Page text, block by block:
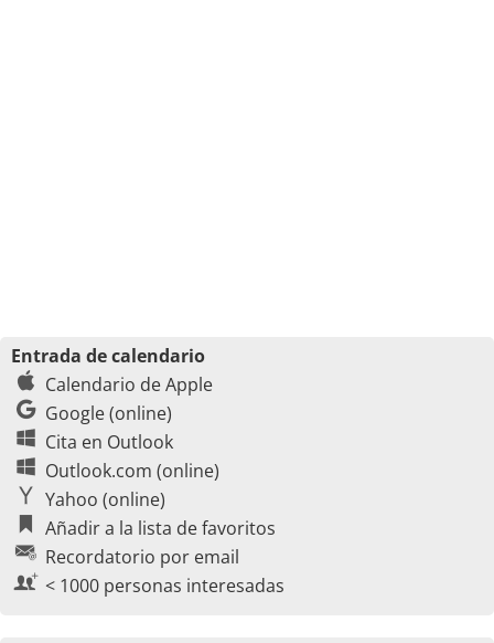
Entrada de calendario
Calendario de Apple
Google (online)
Cita en Outlook
Outlook.com (online)
Yahoo (online)
Añadir a la lista de favoritos
Recordatorio por email
< 1000 personas interesadas